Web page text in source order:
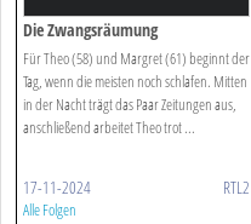
Die Zwangsräumung
Für Theo (58) und Margret (61) beginnt der
Tag, wenn die meisten noch schlafen. Mitten
in der Nacht trägt das Paar Zeitungen aus,
anschließend arbeitet Theo trot ...
17-11-2024 RTL2
Alle Folgen